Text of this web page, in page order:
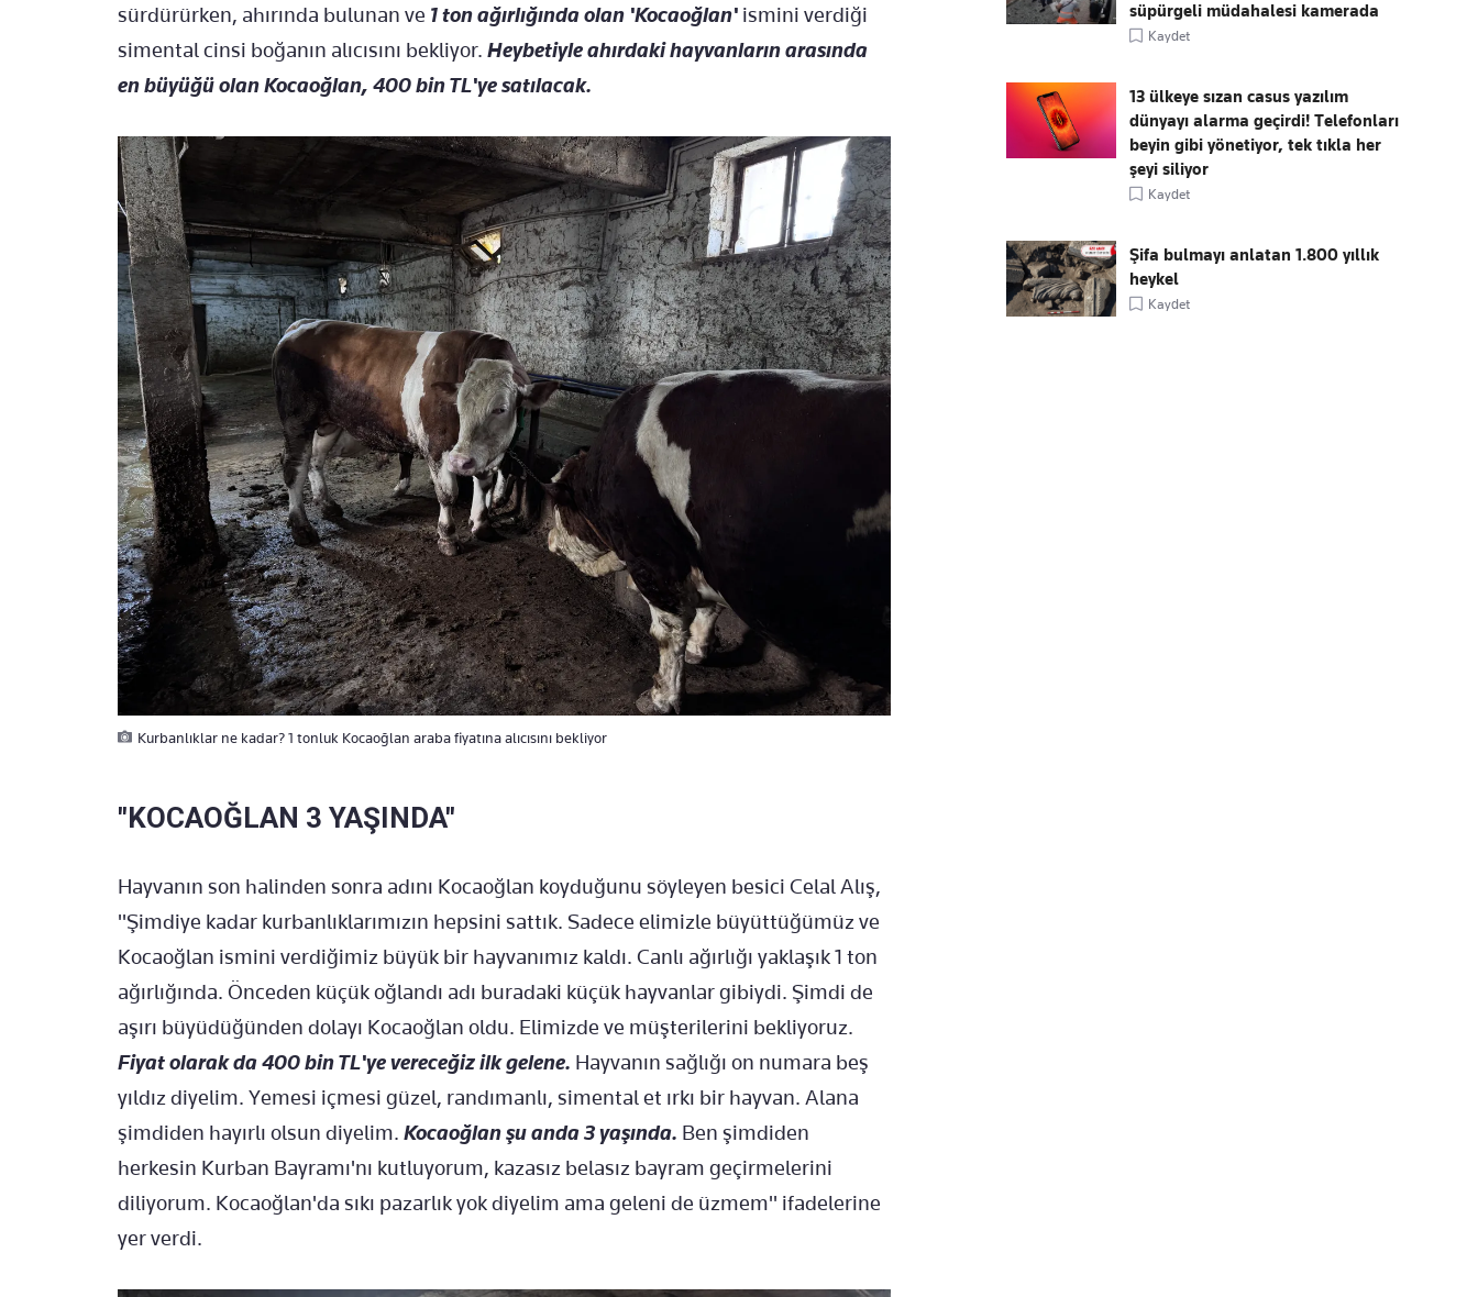
sürdürürken, ahırında bulunan ve 1 ton ağırlığında olan 'Kocaoğlan' ismini verdiği
simental cinsi boğanın alıcısını bekliyor. Heybetiyle ahırdaki hayvanların arasında
en büyüğü olan Kocaoğlan, 400 bin TL'ye satılacak.
Kurbanlıklar ne kadar? 1 tonluk Kocaoğlan araba fiyatına alıcısını bekliyor
"KOCAOĞLAN 3 YAŞINDA"
Hayvanın son halinden sonra adını Kocaoğlan koyduğunu söyleyen besici Celal Alış,
"Şimdiye kadar kurbanlıklarımızın hepsini sattık. Sadece elimizle büyüttüğümüz ve
Kocaoğlan ismini verdiğimiz büyük bir hayvanımız kaldı. Canlı ağırlığı yaklaşık 1 ton
ağırlığında. Önceden küçük oğlandı adı buradaki küçük hayvanlar gibiydi. Şimdi de
aşırı büyüdüğünden dolayı Kocaoğlan oldu. Elimizde ve müşterilerini bekliyoruz.
Fiyat olarak da 400 bin TL'ye vereceğiz ilk gelene. Hayvanın sağlığı on numara beş
yıldız diyelim. Yemesi içmesi güzel, randımanlı, simental et ırkı bir hayvan. Alana
şimdiden hayırlı olsun diyelim. Kocaoğlan şu anda 3 yaşında. Ben şimdiden
herkesin Kurban Bayramı'nı kutluyorum, kazasız belasız bayram geçirmelerini
diliyorum. Kocaoğlan'da sıkı pazarlık yok diyelim ama geleni de üzmem" ifadelerine
yer verdi.
süpürgeli müdahalesi kamerada
Kaydet
13 ülkeye sızan casus yazılım
dünyayı alarma geçirdi! Telefonları
beyin gibi yönetiyor, tek tıkla her
şeyi siliyor
Kaydet
Şifa bulmayı anlatan 1.800 yıllık
heykel
Kaydet